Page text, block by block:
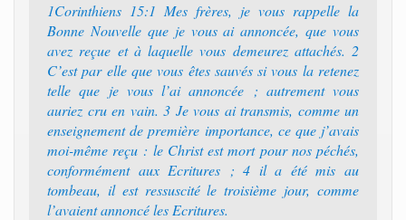
1Corinthiens 15:1 Mes frères, je vous rappelle la
Bonne Nouvelle que je vous ai annoncée, que vous
avez reçue et à laquelle vous demeurez attachés. 2
C’est par elle que vous êtes sauvés si vous la retenez
telle que je vous l’ai annoncée ; autrement vous
auriez cru en vain. 3 Je vous ai transmis, comme un
enseignement de première importance, ce que j’avais
moi-même reçu : le Christ est mort pour nos péchés,
conformément aux Ecritures ; 4 il a été mis au
tombeau, il est ressuscité le troisième jour, comme
l’avaient annoncé les Ecritures.